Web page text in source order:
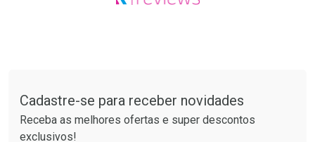
Ativar Desconto
Comprar sem Desconto
Ativar Desconto
Comprar sem Desconto
Cadastre-se para receber novidades
Receba as melhores ofertas e super descontos
exclusivos!